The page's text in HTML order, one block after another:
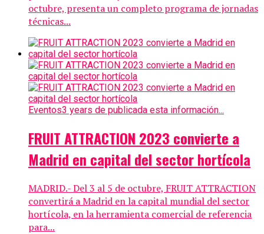
octubre, presenta un completo programa de jornadas
técnicas...
Eventos3 years de publicada esta información...
FRUIT ATTRACTION 2023 convierte a
Madrid en capital del sector hortícola
MADRID.- Del 3 al 5 de octubre, FRUIT ATTRACTION
convertirá a Madrid en la capital mundial del sector
hortícola, en la herramienta comercial de referencia
para...